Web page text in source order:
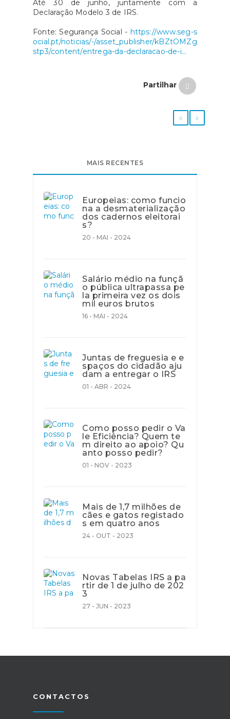
Até 30 de junho, juntamente com a
Declaração Modelo 3 de IRS.
Fonte: Segurança Social - https://www.seg-s
ocial.pt/noticias/-/asset_publisher/kBZtOMZg
stp3/content/entrega-da-declaracao-de-i...
Partilhar
MAIS RECENTES
Europeias: como funcio
na a desmaterialização
dos cadernos eleitorai
s?
20 - MAI - 2024
Salário médio na funçã
o pública ultrapassa pe
la primeira vez os dois
mil euros brutos
16 - MAI - 2024
Juntas de freguesia e e
spaços do cidadão aju
dam a entregar o IRS
01 - ABR - 2024
Como posso pedir o Va
le Eficiência? Quem te
m direito ao apoio? Qu
anto posso pedir?
01 - NOV - 2023
Mais de 1,7 milhões de
cães e gatos registado
s em quatro anos
24 - OUT - 2023
Novas Tabelas IRS a pa
rtir de 1 de julho de 202
3
27 - JUN - 2023
CONTACTOS